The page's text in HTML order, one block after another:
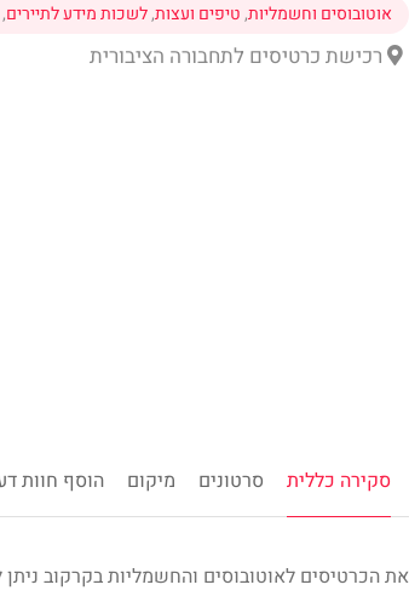
אוטובוסים וחשמליות,טיפים ועצות,לשכות מידע לתיירים,
רכישת כרטיסים לתחבורה הציבורית
סקירה כללית סרטונים מיקום הוסף חוות
את הכרטיסים לאוטובוסים והחשמליות בקרקוב